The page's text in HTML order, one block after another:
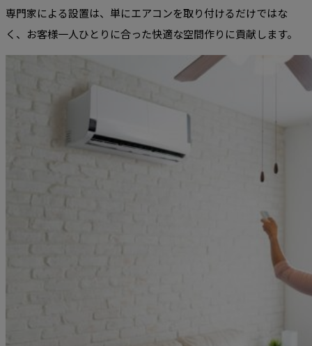
専門家による設置は、単にエアコンを取り付けるだけではな
く、お客様一人ひとりに合った快適な空間作りに貢献します。